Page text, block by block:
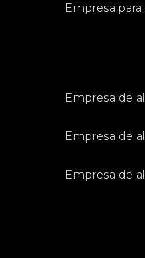
empresa
empresa de
empresa de
empresa de